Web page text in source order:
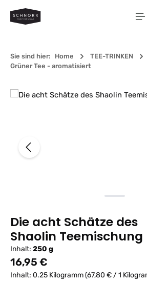
Zum Hauptinhalt springen
Sie sind hier: Home TEE-TRINKEN
Grüner Tee - aromatisiert
Bildergalerie überspringen
Die acht Schätze des
Shaolin Teemischung
Inhalt: 250 g
Regulärer Preis:
16,95 €
Inhalt: 0.25 Kilogramm(67,80 € / 1